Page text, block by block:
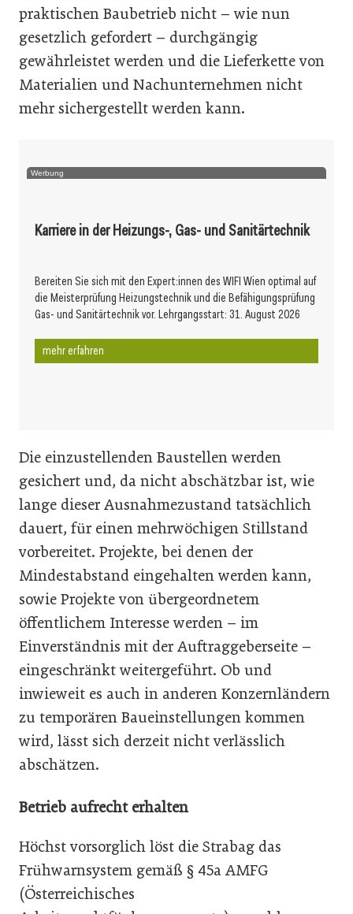
praktischen Baubetrieb nicht – wie nun
gesetzlich gefordert – durchgängig
gewährleistet werden und die Lieferkette von
Materialien und Nachunternehmen nicht
mehr sichergestellt werden kann.
Werbung
Karriere in der Heizungs-, Gas- und Sanitärtechnik
Bereiten Sie sich mit den Expert:innen des WIFI Wien optimal auf
die Meisterprüfung Heizungstechnik und die Befähigungsprüfung
Gas- und Sanitärtechnik vor. Lehrgangsstart: 31. August 2026
mehr erfahren
Die einzustellenden Baustellen werden
gesichert und, da nicht abschätzbar ist, wie
lange dieser Ausnahmezustand tatsächlich
dauert, für einen mehrwöchigen Stillstand
vorbereitet. Projekte, bei denen der
Mindestabstand eingehalten werden kann,
sowie Projekte von übergeordnetem
öffentlichem Interesse werden – im
Einverständnis mit der Auftraggeberseite –
eingeschränkt weitergeführt. Ob und
inwieweit es auch in anderen Konzernländern
zu temporären Baueinstellungen kommen
wird, lässt sich derzeit nicht verlässlich
abschätzen.
Betrieb aufrecht erhalten
Höchst vorsorglich löst die Strabag das
Frühwarnsystem gemäß § 45a AMFG
(Österreichisches